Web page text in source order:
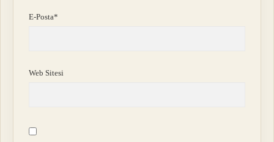
E-Posta*
Web Sitesi